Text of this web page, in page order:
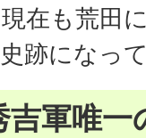
在も荒田
跡になっ
軍唯一